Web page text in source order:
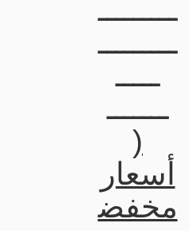
ـــــــــ
ـــــــــ
ـــــ
ـــــــ
(
أسعار
مخفض